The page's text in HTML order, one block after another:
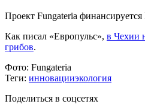
Проект Fungateria
Как писал «Европульс», в Чехии
грибов.
Фото: Fungateria
Теги: инновацииэкология
Поделиться в соцсетях